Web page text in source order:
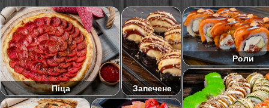
Піца Запечене
Роли